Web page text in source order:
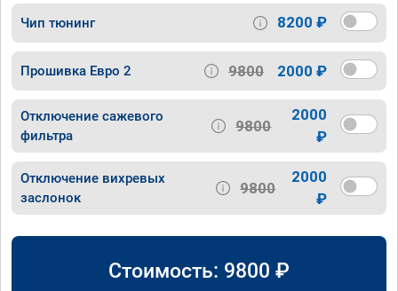
Чип тюнинг 8200 ₽
Прошивка Евро 2 9800 2000 ₽
Отключение сажевого
фильтра
9800
2000
₽
Отключение вихревых
заслонок
9800
2000
₽
Стоимость: 9800 ₽